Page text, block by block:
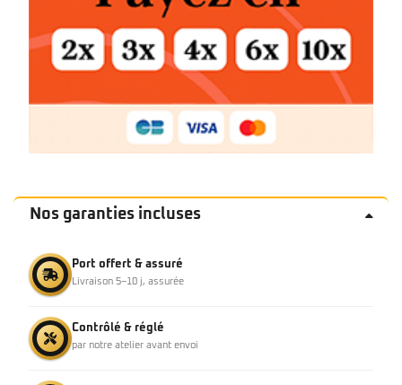
Nos garanties incluses
Port offert & assuré
Livraison 5–10 j, assurée
Contrôlé & réglé
par notre atelier avant envoi